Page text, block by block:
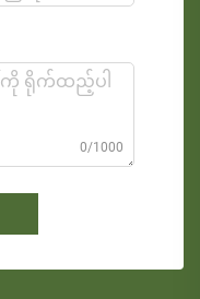
0/1000